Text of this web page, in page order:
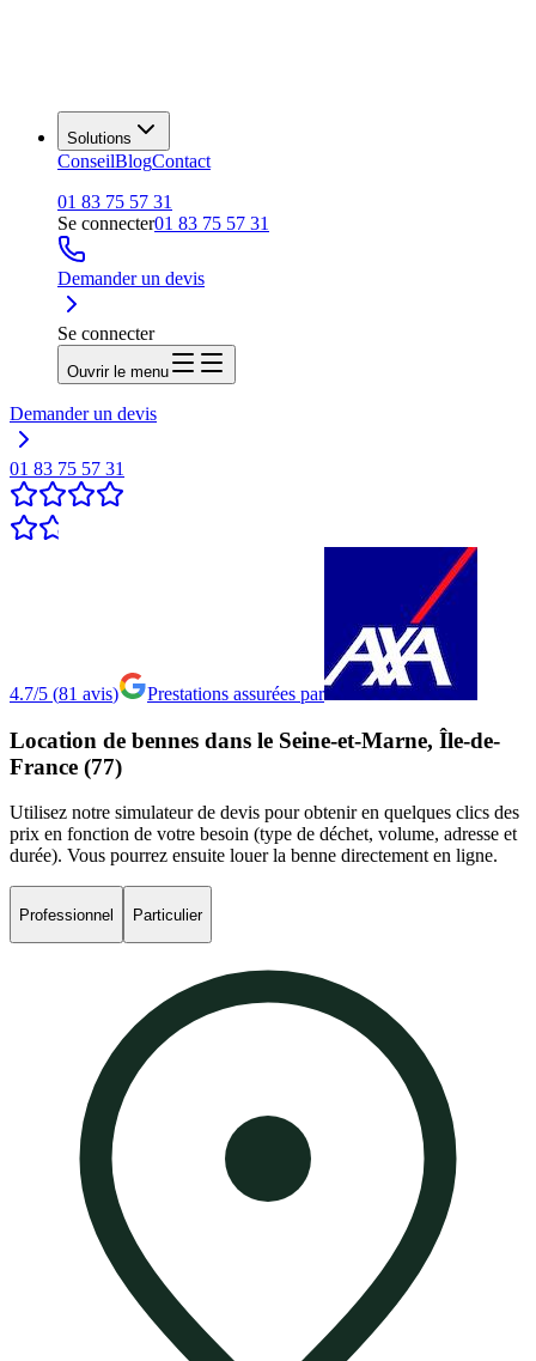
Solutions
ConseilBlogContact
01 83 75 57 31
Se connecter01 83 75 57 31
Demander un devis
Se connecter
Ouvrir le menu
Demander un devis
01 83 75 57 31
4.7/5 (81 avis) Prestations assurées par
Location de bennes dans le Seine-et-Marne, Île-de-
France (77)
Utilisez notre simulateur de devis pour obtenir en quelques clics des
prix en fonction de votre besoin (type de déchet, volume, adresse et
durée). Vous pourrez ensuite louer la benne directement en ligne.
Professionnel Particulier